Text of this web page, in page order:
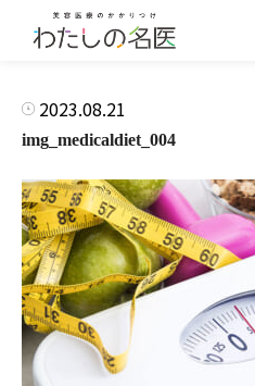
2023.08.21
img_medicaldiet_004